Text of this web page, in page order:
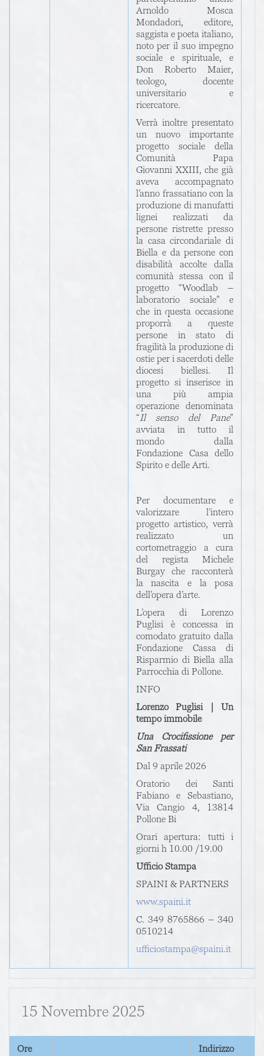
Arnoldo Mosca
Mondadori, editore,
saggista e poeta italiano,
noto per il suo impegno
sociale e spirituale, e
Don Roberto Maier,
teologo, docente
universitario e
ricercatore.
Verrà inoltre presentato
un nuovo importante
progetto sociale della
Comunità Papa
Giovanni XXIII, che già
aveva accompagnato
l’anno frassatiano con la
produzione di manufatti
lignei realizzati da
persone ristrette presso
la casa circondariale di
Biella e da persone con
disabilità accolte dalla
comunità stessa con il
progetto “Woodlab –
laboratorio sociale” e
che in questa occasione
proporrà a queste
persone in stato di
fragilità la produzione di
ostie per i sacerdoti delle
diocesi biellesi. Il
progetto si inserisce in
una più ampia
operazione denominata
“Il senso del Pane”
avviata in tutto il
mondo dalla
Fondazione Casa dello
Spirito e delle Arti.
Per documentare e
valorizzare l’intero
progetto artistico, verrà
realizzato un
cortometraggio a cura
del regista Michele
Burgay che racconterà
la nascita e la posa
dell’opera d’arte.
L’opera di Lorenzo
Puglisi è concessa in
comodato gratuito dalla
Fondazione Cassa di
Risparmio di Biella alla
Parrocchia di Pollone.
INFO
Lorenzo Puglisi | Un
tempo immobile
Una Crocifissione per
San Frassati
Dal 9 aprile 2026
Oratorio dei Santi
Fabiano e Sebastiano,
Via Cangio 4, 13814
Pollone Bi
Orari apertura: tutti i
giorni h 10.00 /19.00
Ufficio Stampa
SPAINI & PARTNERS
www.spaini.it
C. 349 8765866 – 340
0510214
ufficiostampa@spaini.it
15 Novembre 2025
Ore Indirizzo